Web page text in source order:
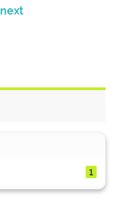
next
1